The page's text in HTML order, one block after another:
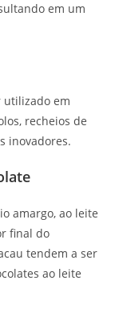
em um
utilizado em
recheios de
inovadores.
amargo, ao leite
final do
tendem a ser
ao leite